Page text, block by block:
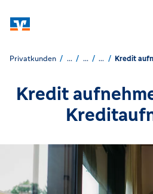
Privatkunden ... ... ...
Kredit